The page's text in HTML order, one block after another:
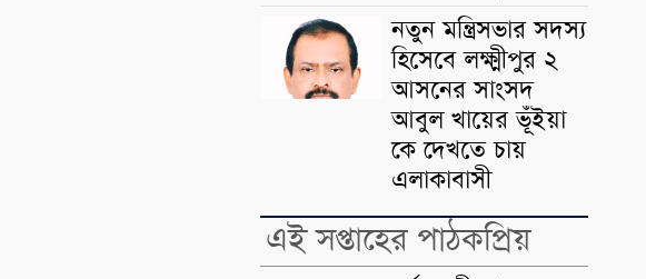
নতুন মন্ত্রিসভার সদস্য
হিসেবে লক্ষ্মীপুর ২
আসনের সাংসদ
আবুল খায়ের ভূঁইয়া
কে দেখতে চায়
এলাকাবাসী
এই সপ্তাহের পাঠকপ্রিয়